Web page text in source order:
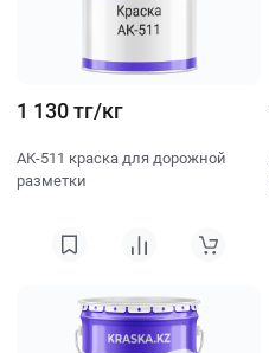
1 130 тг/кг
АК-511 краска для дорожной
разметки